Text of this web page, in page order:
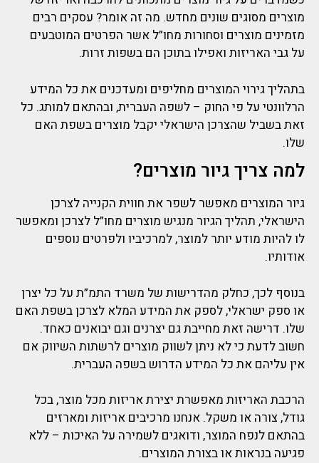
מוצרים מסוגים שונים מחדש. מה זה אומר? עסקים רבים
מזמינים מוצרים וסחורות מחו”ל אשר הפרטים המוטבעים
על גבי האריזות ואפילו בתוכן הם בשפות זרות.
בתהליך גירוי המוצרים מחליפים ומעדכנים את כל המידע
הרלוונטי על פי החוק – לשפה העברית, ובהתאם למותג. כל
זאת בשביל שהצרכן הישראלי יקבל מוצרים בשפת האם
שלו.
למה צריך גיור מוצרים?
גיור המוצרים מאפשר לשפר את חווית הקנייה לצרכן
הישראלי, תהליך הגיור מנגיש מוצרים מחו”ל לצרכן ומאפשר
לו להיות מודע יותר למוצר, למרכיביו ולפרטים נוספים
אודותיו.
בנוסף לכך, כחלק מהדרישות של משרד התמ”ת על כל יצרן
או ספק ישראלי, לספק את המידע המלא לצרכן בשפת האם
שלו. דרישה זאת מחייבת גם יצרנים וגם יבואנים כאחד.
חשוב לדעת כי לא ניתן לשווק מוצרים לרשתות השיווק אם
אין עליהם את כל המידע הדרוש בשפה העברית.
הרכבת האריזות מאפשרת יצירת אריזות מכל מוצר, בכל
גודל, צורה או משקל. אנחנו מרכיבים אריזות ומארזים
בהתאם לנפח המוצר, ודואגים לשמירה על האיכות – ללא
פגיעה בנראות או בצורת המוצרים.